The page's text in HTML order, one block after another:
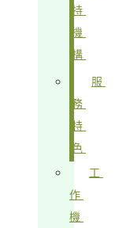
持
機
構
服
務
特
色
工
作
機